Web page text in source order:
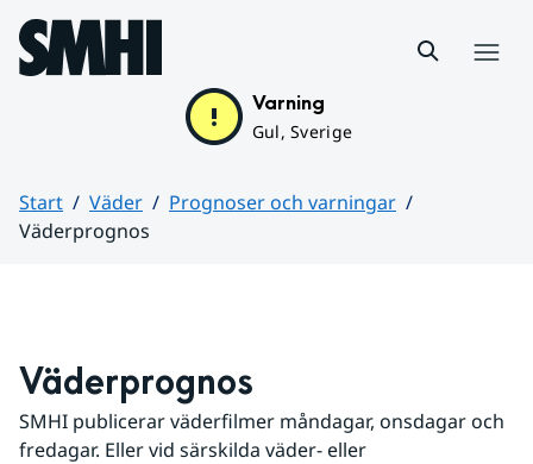
Hoppa till sidans innehåll
Varning
Gul, Sverige
Start Väder
Prognoser och varningar
Väderprognos
Väderprognos
SMHI publicerar väderfilmer måndagar, onsdagar och
fredagar. Eller vid särskilda väder- eller